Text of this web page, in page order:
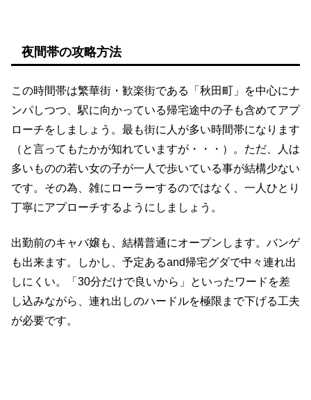
夜間帯の攻略方法
この時間帯は繁華街・歓楽街である「秋田町」を中心にナ
ンパしつつ、駅に向かっている帰宅途中の子も含めてアプ
ローチをしましょう。最も街に人が多い時間帯になります
（と言ってもたかが知れていますが・・・）。ただ、人は
多いものの若い女の子が一人で歩いている事が結構少ない
です。その為、雑にローラーするのではなく、一人ひとり
丁寧にアプローチするようにしましょう。
出勤前のキャバ嬢も、結構普通にオープンします。バンゲ
も出来ます。しかし、予定あるand帰宅グダで中々連れ出
しにくい。「30分だけで良いから」といったワードを差
し込みながら、連れ出しのハードルを極限まで下げる工夫
が必要です。